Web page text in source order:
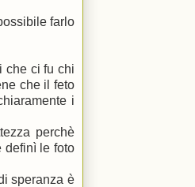
farlo
che ci fu chi
che il feto
i
perchè
definì le foto
speranza è